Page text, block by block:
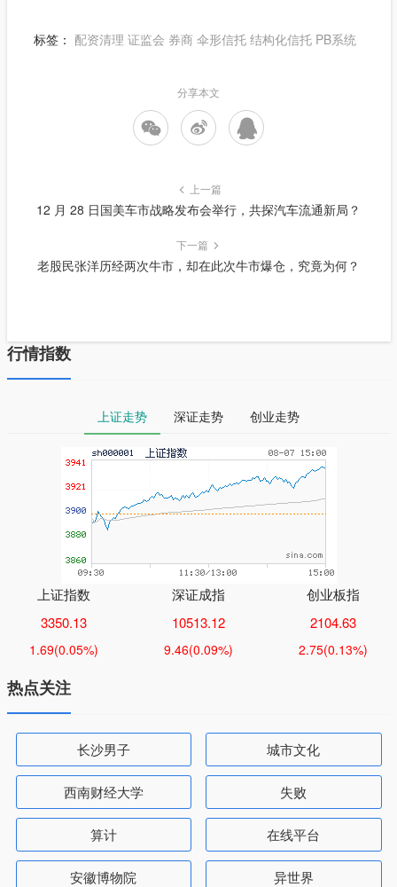
标签： 配资清理 证监会 券商 伞形信托 结构化信托 PB系统
分享本文
上一篇
12 月 28 日国美车市战略发布会举行，共探汽车流通新局？
下一篇
老股民张洋历经两次牛市，却在此次牛市爆仓，究竟为何？
行情指数
上证走势 深证走势 创业走势
上证指数
3350.13
1.69(0.05%)
深证成指
10513.12
9.46(0.09%)
创业板指
2104.63
2.75(0.13%)
热点关注
长沙男子 城市文化
西南财经大学 失败
算计 在线平台
安徽博物院 异世界